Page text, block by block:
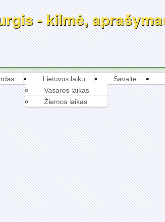
- kilmė,
Lietuvos laiku
Vasaros laikas
Žiemos laikas
Savaite